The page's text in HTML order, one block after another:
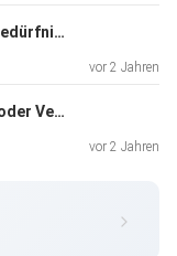
NicoleKernJuge
Kontrolle - du bist nur 6 Grundbedürfnisse davon entfernt!
vor 2 Jahren
Rassismus und AFD! Verbieten oder Verstehen?
vor 2 Jahren